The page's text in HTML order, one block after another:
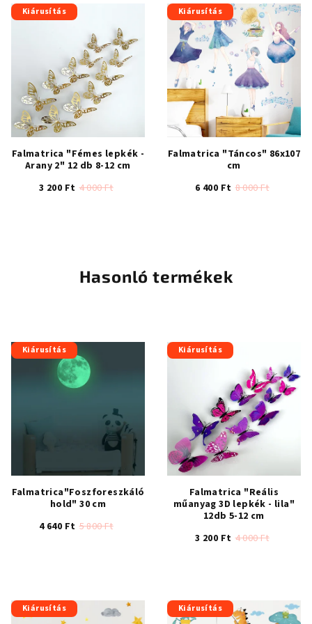
ből
5,0
csillag.
Kiárusítás
Falmatrica "Fémes lepkék -
Arany 2" 12 db 8-12 cm
3 200 Ft 4 000 Ft
Kiárusítás
Falmatrica "Táncos" 86x107
cm
6 400 Ft 8 000 Ft
Hasonló termékek
Kiárusítás
Falmatrica"Foszforeszkáló
hold" 30 cm
4 640 Ft 5 800 Ft
Kiárusítás
Falmatrica "Reális
műanyag 3D lepkék - lila"
12db 5-12 cm
3 200 Ft 4 000 Ft
értékelése
5-
Kiárusítás Kiárusítás